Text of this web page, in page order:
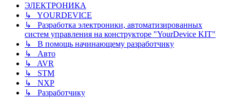
ЭЛЕКТРОНИКА
↳ YOURDEVICE
↳ Разработка электроники, автоматизированных
систем управления на конструкторе "YourDevice KIT"
↳ В помощь начинающему разработчику
↳ Авто
↳ AVR
↳ STM
↳ NXP
↳ Разработчику